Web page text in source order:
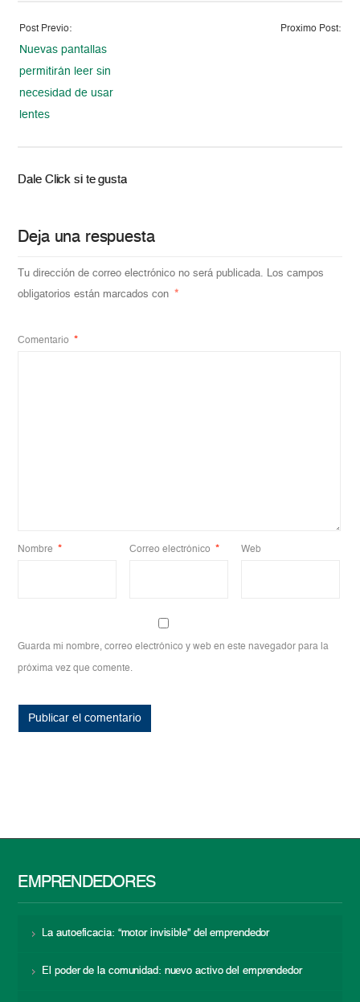
Post Previo:
Nuevas pantallas
permitirán leer sin
necesidad de usar
lentes
Proximo Post:
Dale Click si te gusta
Deja una respuesta
Tu dirección de correo electrónico no será publicada. Los campos
obligatorios están marcados con *
Comentario *
Nombre * Correo electrónico * Web
Guarda mi nombre, correo electrónico y web en este navegador para la
próxima vez que comente.
EMPRENDEDORES
La autoeficacia: “motor invisible” del emprendedor
El poder de la comunidad: nuevo activo del emprendedor